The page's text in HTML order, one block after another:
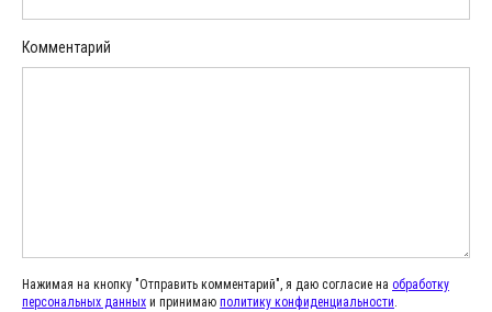
Комментарий
Нажимая на кнопку "Отправить комментарий", я даю согласие на обработку
персональных данных и принимаю политику конфиденциальности.